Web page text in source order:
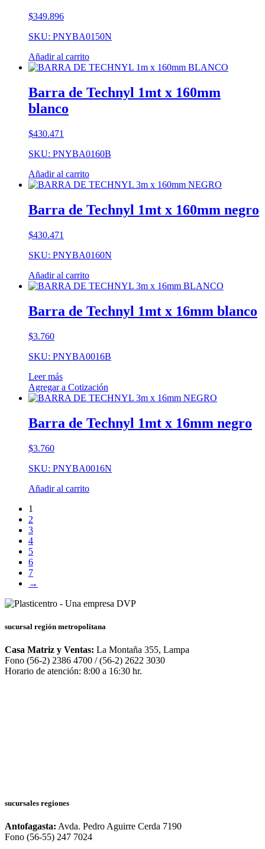
$349.896
SKU: PNYBA0150N
Añadir al carrito
Barra de Technyl 1mt x 160mm
blanco
$430.471
SKU: PNYBA0160B
Añadir al carrito
Barra de Technyl 1mt x 160mm negro
$430.471
SKU: PNYBA0160N
Añadir al carrito
Barra de Technyl 1mt x 16mm blanco
$3.760
SKU: PNYBA0016B
Leer más
Agregar a Cotización
Barra de Technyl 1mt x 16mm negro
$3.760
SKU: PNYBA0016N
Añadir al carrito
1
2
3
4
5
6
7
→
sucursal región metropolitana
Casa Matriz y Ventas: La Montaña 355, Lampa
Fono (56-2) 2386 4700 / (56-2) 2622 3030
Horario de atención: 8:00 a 16:30 hr.
sucursales regiones
Antofagasta: Avda. Pedro Aguirre Cerda 7190
Fono (56-55) 247 7024